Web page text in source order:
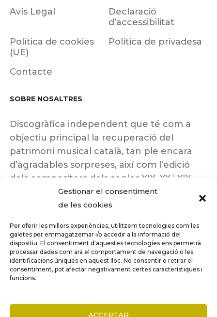
Gestionar el consentiment
de les cookies
Per oferir les millors experiències, utilitzem tecnologies com les
galetes per emmagatzemar i/o accedir a la informació del
dispositiu. El consentiment d'aquestes tecnologies ens permetrà
processar dades com ara el comportament de navegació o les
identificacions úniques en aquest lloc. No consentir o retirar el
consentiment, pot afectar negativament certes característiques i
funcions.
ACCEPTAR
Avís Legal
Declaració
d’accessibilitat
Política de cookies
(UE)
Política de privadesa
Contacte
SOBRE NOSALTRES
Discogràfica independent que té com a
objectiu principal la recuperació del
patrimoni musical català, tan ple encara
d’agradables sorpreses, així com l’edició
dels compositors dels segles XIX, XX i XIX
insuficientment coneguts.
Tots els drets reservats a ©Columna
Música.
COMPARE (0)